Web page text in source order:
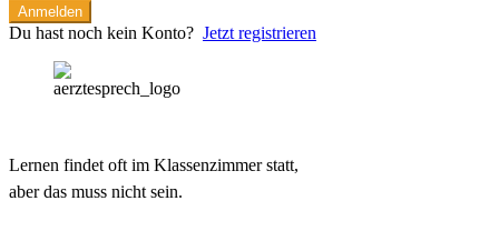
Anmelden
Du hast noch kein Konto? Jetzt registrieren
Lernen findet oft im Klassenzimmer statt,
aber das muss nicht sein.